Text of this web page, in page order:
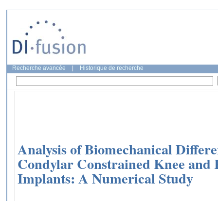
Recherche avancée Historique de recherche
Analysis of Biomechanical
Condylar Constrained Knee and
Implants: A Numerical Study